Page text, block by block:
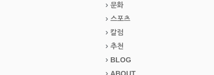
문화
스포츠
칼럼
추천
BLOG